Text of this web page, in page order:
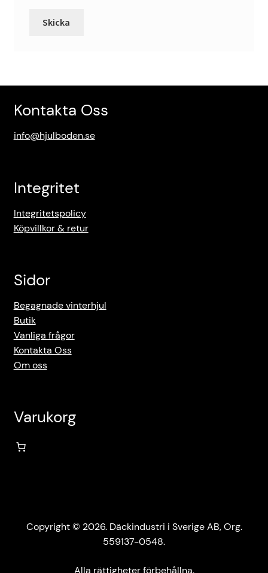
Kontakta Oss
info@hjulboden.se
Integritet
Integritetspolicy
Köpvillkor & retur
Sidor
Begagnade vinterhjul
Butik
Vanliga frågor
Kontakta Oss
Om oss
Varukorg
Copyright © 2026. Däckindustri i Sverige AB, Org.
559137-0548.
Alla rättigheter förbehållna.